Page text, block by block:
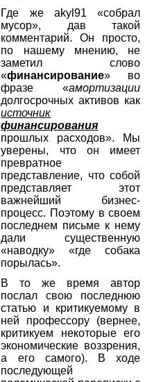
Где жеakyl91 «собрал
мусор», дав такой
комментарий. Он просто,
по нашему мнению, не
заметил слово
«финансирование» во
фразе «амортизации
долгосрочных активов как
источник
финансирования
прошлых расходов». Мы
уверены, что он имеет
превратное
представление, что собой
представляет этот
важнейший бизнес-
процесс. Поэтому в своем
последнем письме к нему
дали существенную
«наводку» «где собака
порылась».
В то же время автор
послал свою последнюю
статью и критикуемому в
ней профессору (вернее,
критикуем некоторые его
экономические воззрения,
а его самого). В ходе
последующей